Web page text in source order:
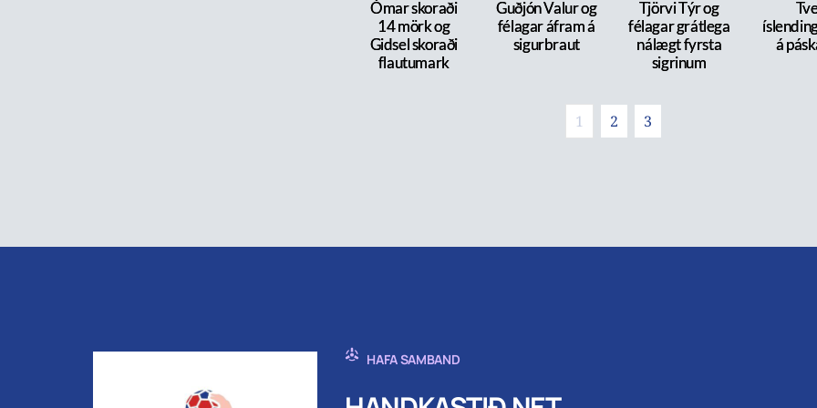
Ómar skoraði
14 mörk og
Gidsel skoraði
flautumark
Guðjón Valur og
félagar áfram á
sigurbraut
Tjörvi Týr og
félagar grátlega
nálægt fyrsta
sigrinum
á
1 2 3
HAFA SAMBAND